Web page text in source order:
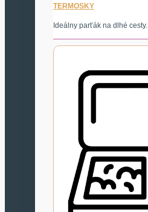
TERMOSKY
Ideálny parťák na dlhé cesty.